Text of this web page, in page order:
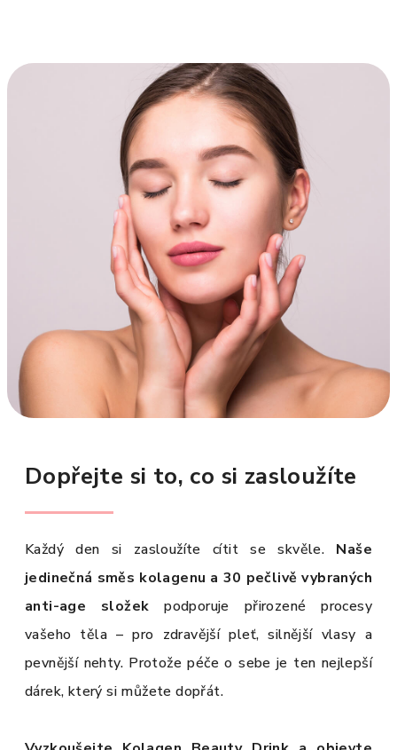
Dopřejte si to, co si zasloužíte
Každý den si zasloužíte cítit se skvěle. Naše
jedinečná směs kolagenu a 30 pečlivě vybraných
anti-age složek podporuje přirozené procesy
vašeho těla – pro zdravější pleť, silnější vlasy a
pevnější nehty. Protože péče o sebe je ten nejlepší
dárek, který si můžete dopřát.